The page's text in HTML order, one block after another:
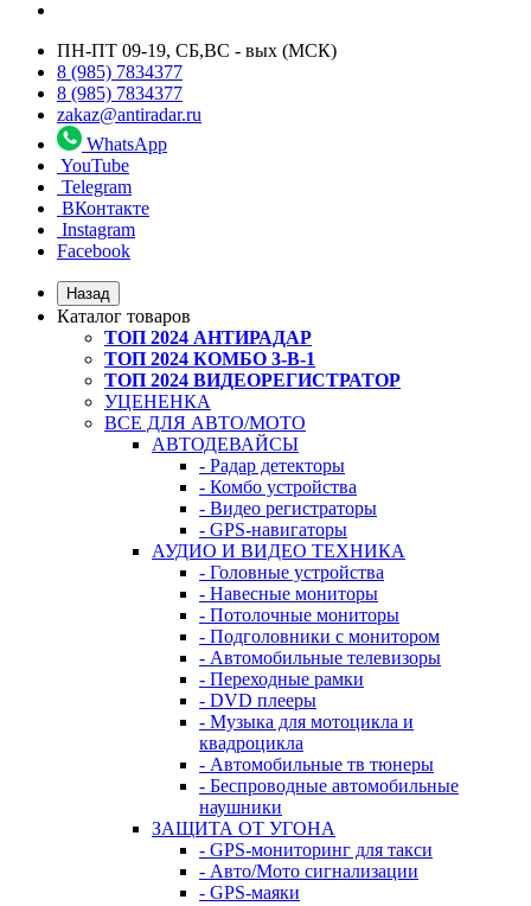
ПН-ПТ 09-19, СБ,ВС - вых (МСК)
8 (985) 7834377
8 (985) 7834377
zakaz@antiradar.ru
WhatsApp
YouTube
Telegram
ВКонтакте
Instagram
Facebook
Назад
Каталог товаров
ТОП 2024 АНТИРАДАР
ТОП 2024 КОМБО 3-В-1
ТОП 2024 ВИДЕОРЕГИСТРАТОР
УЦЕНЕНКА
ВСЕ ДЛЯ АВТО/МОТО
АВТОДЕВАЙСЫ
- Радар детекторы
- Комбо устройства
- Видео регистраторы
- GPS-навигаторы
АУДИО И ВИДЕО ТЕХНИКА
- Головные устройства
- Навесные мониторы
- Потолочные мониторы
- Подголовники с монитором
- Автомобильные телевизоры
- Переходные рамки
- DVD плееры
- Музыка для мотоцикла и
квадроцикла
- Автомобильные тв тюнеры
- Беспроводные автомобильные
наушники
ЗАЩИТА ОТ УГОНА
- GPS-мониторинг для такси
- Авто/Мото сигнализации
- GPS-маяки